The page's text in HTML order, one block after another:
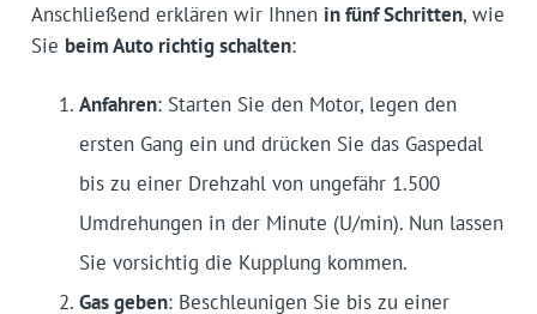
Anschließend erklären wir Ihnen in fünf Schritten, wie
Sie beim Auto richtig schalten:
Anfahren: Starten Sie den Motor, legen den
ersten Gang ein und drücken Sie das Gaspedal
bis zu einer Drehzahl von ungefähr 1.500
Umdrehungen in der Minute (U/min). Nun lassen
Sie vorsichtig die Kupplung kommen.
Gas geben: Beschleunigen Sie bis zu einer